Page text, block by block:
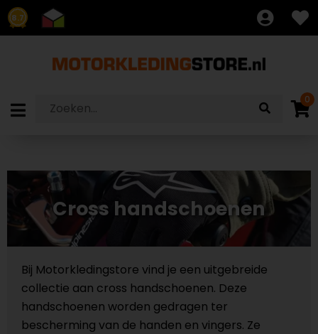
8.7
0
Cross handschoenen
Bij Motorkledingstore vind je een uitgebreide
collectie aan cross handschoenen. Deze
handschoenen worden gedragen ter
bescherming van de handen en vingers. Ze